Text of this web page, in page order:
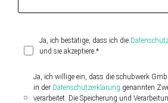
Ja, ich bestätige, dass ich die
und sie akzeptiere.*
Ja, ich willige ein, dass die schubwerk
in der Datenschutzerklärung genannten
verarbeitet. Die Speicherung und